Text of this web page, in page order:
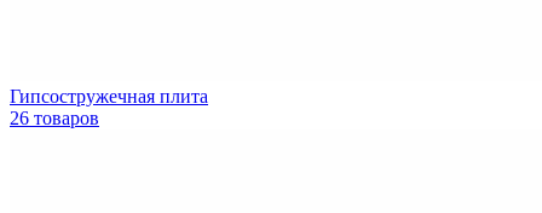
Гипсостружечная плита
26 товаров